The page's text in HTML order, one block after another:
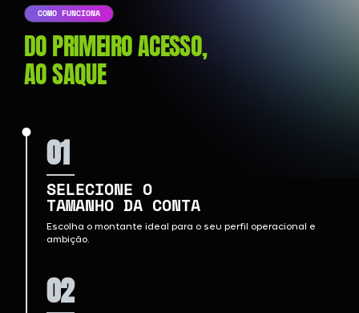
COMO FUNCIONA
DO PRIMEIRO ACESSO,
AO SAQUE
01
SELECIONE O
TAMANHO DA CONTA
Escolha o montante ideal para o seu perfil operacional e
ambição.
02